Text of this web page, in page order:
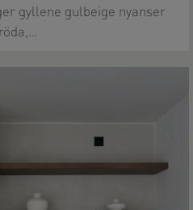
gyllene gulbeige nyanser